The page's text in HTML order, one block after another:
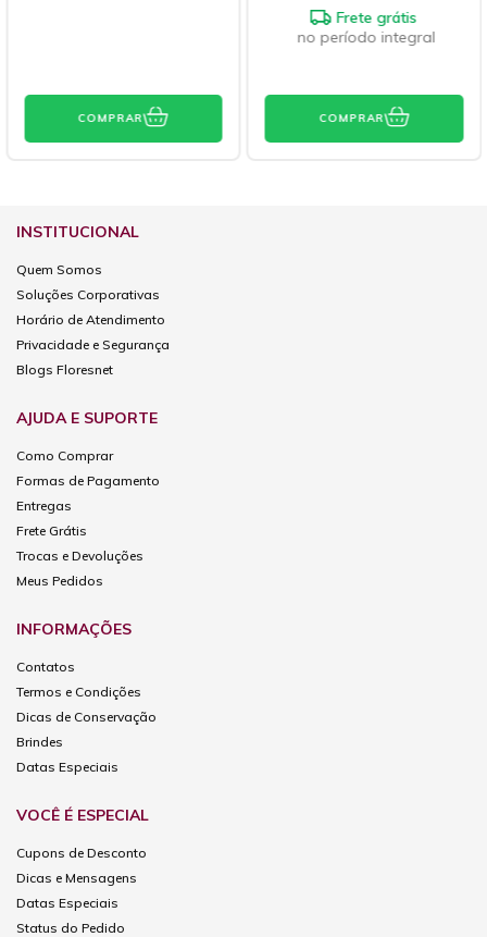
COMPRAR
Frete grátis
no período integral
COMPRAR
INSTITUCIONAL
Quem Somos
Soluções Corporativas
Horário de Atendimento
Privacidade e Segurança
Blogs Floresnet
AJUDA E SUPORTE
Como Comprar
Formas de Pagamento
Entregas
Frete Grátis
Trocas e Devoluções
Meus Pedidos
INFORMAÇÕES
Contatos
Termos e Condições
Dicas de Conservação
Brindes
Datas Especiais
VOCÊ É ESPECIAL
Cupons de Desconto
Dicas e Mensagens
Datas Especiais
Status do Pedido